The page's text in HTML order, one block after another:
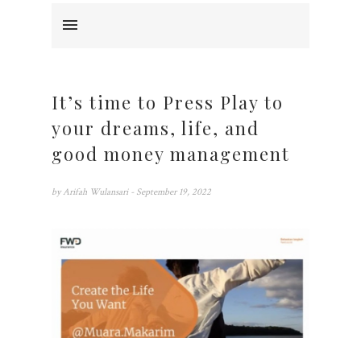
It’s time to Press Play to
your dreams, life, and
good money management
by Arifah Wulansari - September 19, 2022